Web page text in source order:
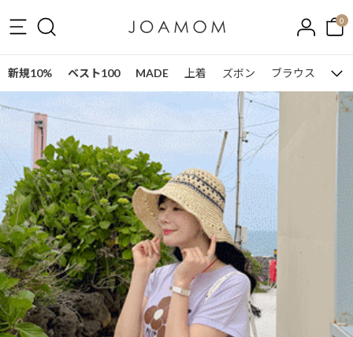
0
新規10% ベスト100 MADE 上着 ズボン ブラウス ワ